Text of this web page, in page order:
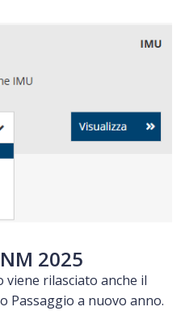
2025
rilasciato anche il
Passaggio a nuovo anno.